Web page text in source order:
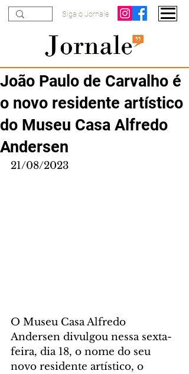
Siga o Jornale
João Paulo de Carvalho é
o novo residente artístico
do Museu Casa Alfredo
Andersen
21/08/2023
O Museu Casa Alfredo
Andersen divulgou nessa sexta-
feira, dia 18, o nome do seu
novo residente artístico, o